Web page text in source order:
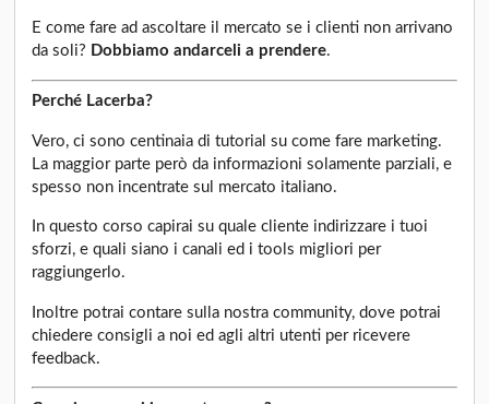
E come fare ad ascoltare il mercato se i clienti non arrivano
da soli? Dobbiamo andarceli a prendere.
Perché Lacerba?
Vero, ci sono centinaia di tutorial su come fare marketing.
La maggior parte però da informazioni solamente parziali, e
spesso non incentrate sul mercato italiano.
In questo corso capirai su quale cliente indirizzare i tuoi
sforzi, e quali siano i canali ed i tools migliori per
raggiungerlo.
Inoltre potrai contare sulla nostra community, dove potrai
chiedere consigli a noi ed agli altri utenti per ricevere
feedback.